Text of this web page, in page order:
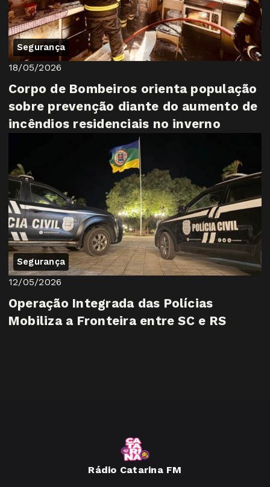
Segurança
18/05/2026
Corpo de Bombeiros orienta população
sobre prevenção diante do aumento de
incêndios residenciais no inverno
Segurança
12/05/2026
Operação Integrada das Polícias
Mobiliza a Fronteira entre SC e RS
Rádio Catarina FM